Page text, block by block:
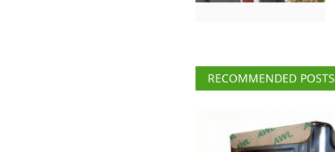
RECOMMENDED POSTS